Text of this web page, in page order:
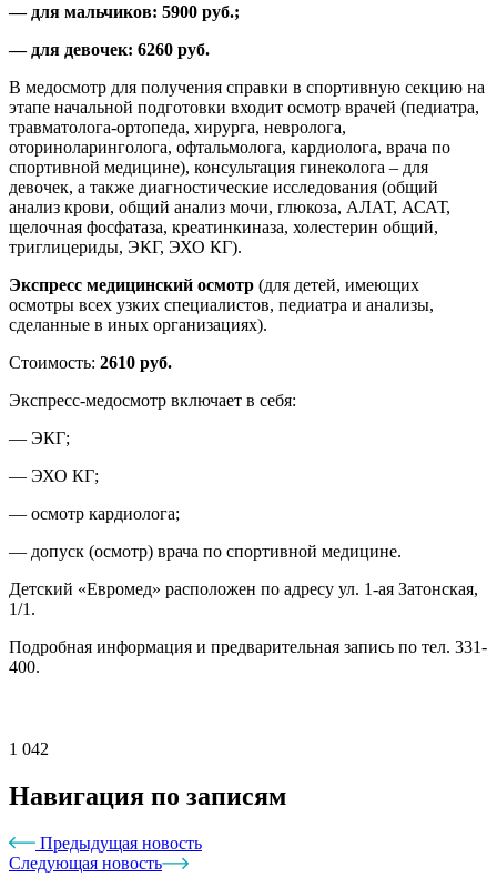
— для мальчиков: 5900 руб.;
— для девочек: 6260 руб.
В медосмотр для получения справки в спортивную секцию на
этапе начальной подготовки входит осмотр врачей (педиатра,
травматолога-ортопеда, хирурга, невролога,
оториноларинголога, офтальмолога, кардиолога, врача по
спортивной медицине), консультация гинеколога – для
девочек, а также диагностические исследования (общий
анализ крови, общий анализ мочи, глюкоза, АЛАТ, АСАТ,
щелочная фосфатаза, креатинкиназа, холестерин общий,
триглицериды, ЭКГ, ЭХО КГ).
Экспресс медицинский осмотр (для детей, имеющих
осмотры всех узких специалистов, педиатра и анализы,
сделанные в иных организациях).
Стоимость: 2610 руб.
Экспресс-медосмотр включает в себя:
— ЭКГ;
— ЭХО КГ;
— осмотр кардиолога;
— допуск (осмотр) врача по спортивной медицине.
Детский «Евромед» расположен по адресу ул. 1-ая Затонская,
1/1.
Подробная информация и предварительная запись по тел. 331-
400.
1 042
Навигация по записям
Предыдущая новость
Следующая новость